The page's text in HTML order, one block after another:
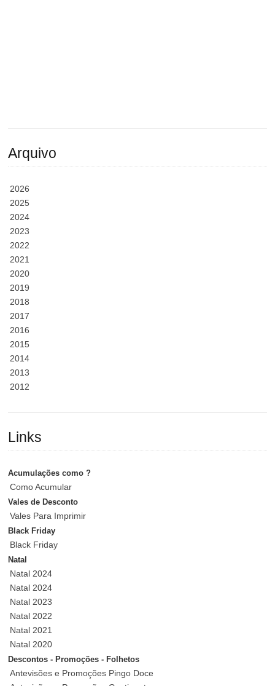
Arquivo
2026
2025
2024
2023
2022
2021
2020
2019
2018
2017
2016
2015
2014
2013
2012
Links
Acumulações como ?
Como Acumular
Vales de Desconto
Vales Para Imprimir
Black Friday
Black Friday
Natal
Natal 2024
Natal 2024
Natal 2023
Natal 2022
Natal 2021
Natal 2020
Descontos - Promoções - Folhetos
Antevisões e Promoções Pingo Doce